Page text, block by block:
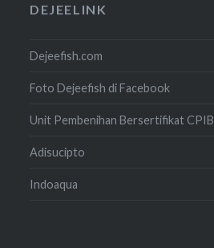
DEJEELINK
Dejeefish.com
Foto Dejeefish di Facebook
Unit Pembenihan Bersertifikat CPIB
Adisucipto
Indoaqua